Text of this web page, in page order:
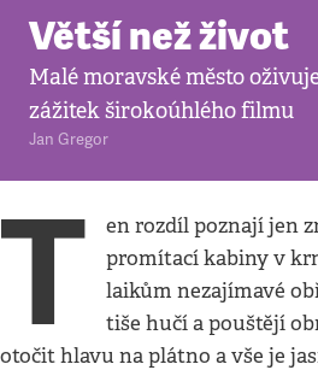
Větší než život
Malé moravské město
zážitek širokoúhlého filmu
Jan Gregor
T
en rozdíl poznají jen
promítací kabiny v
laikům nezajímavé
tiše hučí a pouštějí
otočit hlavu na plátno a vše je